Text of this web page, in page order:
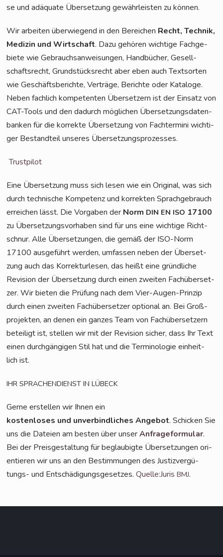
se und adäqua­te Über­set­zung gewähr­leis­ten zu können.
Wir arbei­ten über­wie­gend in den Berei­chen Recht, Tech­nik,
Medi­zin und Wirt­schaft. Dazu gehö­ren wich­ti­ge Fach­ge­
bie­te wie Gebrauchs­an­wei­sun­gen, Hand­bü­cher, Gesell­
schafts­recht, Grund­stücks­recht aber eben auch Text­sor­ten
wie Geschäfts­be­rich­te, Ver­trä­ge, Berich­te oder Kata­lo­ge.
Neben fach­lich kom­pe­ten­ten Über­set­zern ist der Ein­satz von
CAT-Tools und den dadurch mög­li­chen Über­set­zungs­da­ten­
ban­ken für die kor­rek­te Über­set­zung von Fach­ter­mi­ni wich­ti­
ger Bestand­teil unse­res Übersetzungsprozesses.
Trust­pi­lot
Eine Über­set­zung muss sich lesen wie ein Ori­gi­nal, was sich
durch tech­ni­sche Kom­pe­tenz und kor­rek­ten Sprach­ge­brauch
errei­chen lässt. Die Vor­ga­ben der Norm DIN EN ISO 17100
zu Über­set­zungs­vor­ha­ben sind für uns eine wich­ti­ge Richt­
schnur. Alle Über­set­zun­gen, die gemäß der ISO-Norm
17100 aus­ge­führt wer­den, umfas­sen neben der Über­set­
zung auch das Kor­rek­tur­le­sen, das heißt eine gründ­li­che
Revi­si­on der Über­set­zung durch einen zwei­ten Fach­über­set­
zer. Wir bie­ten die Prü­fung nach dem Vier-Augen-Prin­zip
durch einen zwei­ten Fach­über­set­zer optio­nal an. Bei Groß­
pro­jek­ten, an denen ein gan­zes Team von Fach­über­set­zern
betei­ligt ist, stel­len wir mit der Revi­si­on sicher, dass Ihr Text
einen durch­gän­gi­gen Stil hat und die Ter­mi­no­lo­gie ein­heit­
lich ist.
IHR SPRACHENDIENST IN LÜBECK
Ger­ne erstel­len wir Ihnen ein
kos­ten­lo­ses und unver­bind­li­ches Ange­bot. Schi­cken Sie
uns die Datei­en am bes­ten über unserAnfra­ge­for­mu­lar.
Bei der Preis­ge­stal­tung für beglau­big­te Über­set­zun­gen ori­
en­tie­ren wir uns an den Bestim­mun­gen des Jus­tiz­ver­gü­
tungs- und Ent­schä­di­gungs­ge­set­zes.Quelle:JurisBMJ.